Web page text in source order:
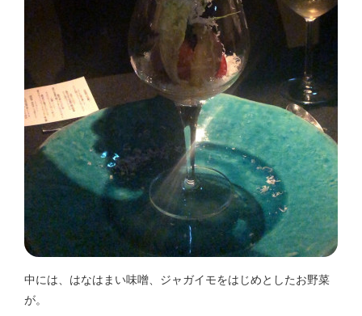
中には、はなはまい味噌、ジャガイモをはじめとしたお野菜
が。